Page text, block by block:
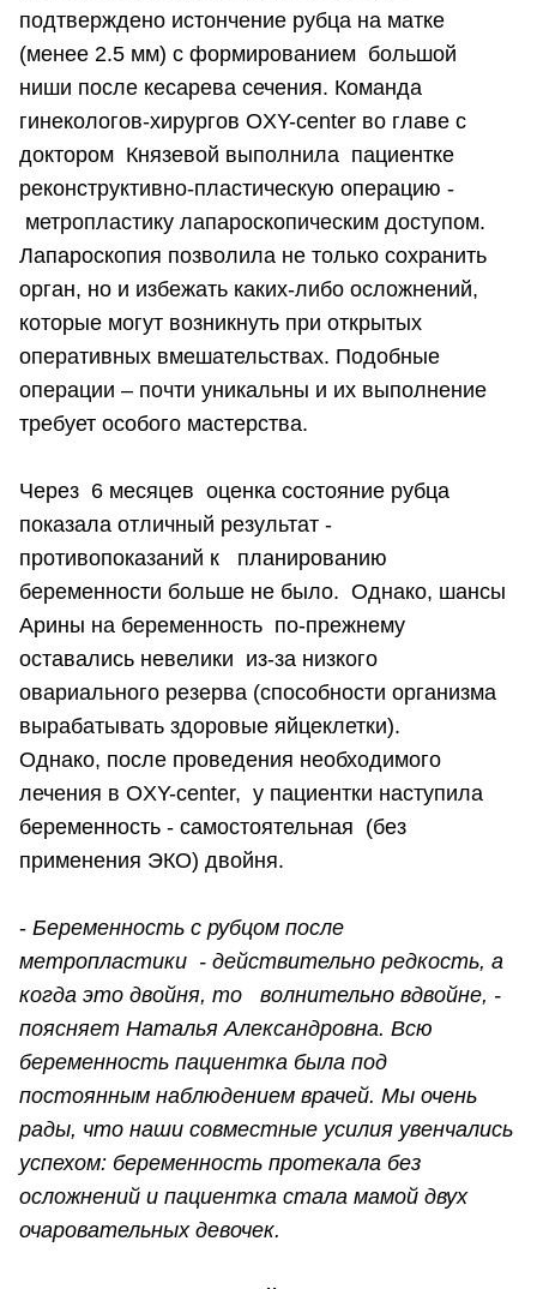
подтверждено истончение рубца на матке
(менее 2.5 мм) с формированием большой
ниши после кесарева сечения. Команда
гинекологов-хирургов OXY-center во главе с
доктором Князевой выполнила пациентке
реконструктивно-пластическую операцию -
метропластику лапароскопическим доступом.
Лапароскопия позволила не только сохранить
орган, но и избежать каких-либо осложнений,
которые могут возникнуть при открытых
оперативных вмешательствах. Подобные
операции – почти уникальны и их выполнение
требует особого мастерства.
Через 6 месяцев оценка состояние рубца
показала отличный результат -
противопоказаний к планированию
беременности больше не было. Однако, шансы
Арины на беременность по-прежнему
оставались невелики из-за низкого
овариального резерва (способности организма
вырабатывать здоровые яйцеклетки).
Однако, после проведения необходимого
лечения в OXY-center, у пациентки наступила
беременность - самостоятельная (без
применения ЭКО) двойня.
- Беременность с рубцом после
метропластики - действительно редкость, а
когда это двойня, то волнительно вдвойне, -
поясняет Наталья Александровна. Всю
беременность пациентка была под
постоянным наблюдением врачей. Мы очень
рады, что наши совместные усилия увенчались
успехом: беременность протекала без
осложнений и пациентка стала мамой двух
очаровательных девочек.